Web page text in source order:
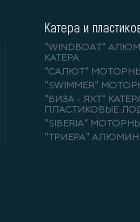
Катера и
"WINDBOAT"
КАТЕРА
"САЛЮТ"
"SWIMMER"
"ВИЗА - ЯХТ"
ПЛАСТИКОВЫЕ
"SIBERIA"
"ТРИЕРА"